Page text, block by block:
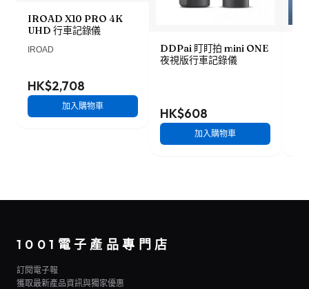
IROAD X10 PRO 4K
UHD 行車記錄儀
IROAD
HK$2,708
加入購物車
DDPai 盯盯拍 mini ONE
夜視版行車記錄儀
HK$608
加入購物車
1001電子產品專門店
訂閱電子報
獲取最新產品資訊與獨家優惠